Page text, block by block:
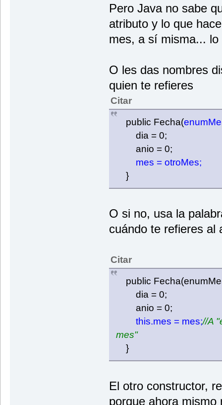
Pero Java no sabe
atributo y lo que
mes, a sí misma...
O les das nombres
quien te refieres
Citar
public Fecha(
dia = 0;
anio = 0;
mes = otroMes;
}
O si no, usa la
cuándo te refieres al
Citar
public
dia = 0;
anio = 0;
this.mes = mes;//A
mes"
}
El otro constructor,
porque ahora mismo